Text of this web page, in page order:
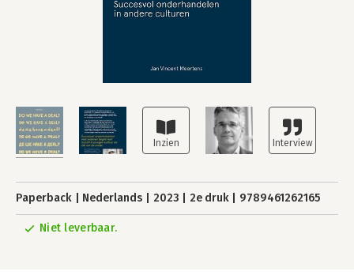
Paperback Nederlands 2023 2e druk 9789461262165
Niet leverbaar.